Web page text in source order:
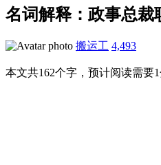
名词解释：政事总裁
搬运工 4,493
本文共162个字，预计阅读需要1